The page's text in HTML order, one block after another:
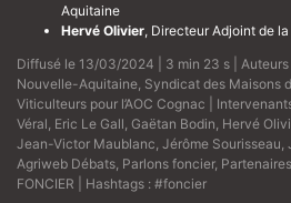
Aquitaine
Hervé Olivier, Directeur Adjoint de
Diffusé le 13/03/2024 | 3 min 23 s | Auteurs
Nouvelle-Aquitaine Syndicat des Maisons
Viticulteurs pour l’AOC Cognac |
Véral Eric Le Gall Gaëtan Bodin Hervé
Jean-Victor Maublanc Jérôme Sourisseau
Agriweb Débats Parlons foncier,
FONCIER | Hashtags : #foncier